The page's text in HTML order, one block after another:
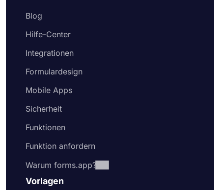
Blog
Hilfe-Center
Integrationen
Formulardesign
Mobile Apps
Sicherheit
Funktionen
Funktion anfordern
Warum forms.app?
Vorlagen